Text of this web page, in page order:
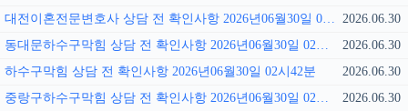
대전이혼전문변호사 상담 전 확인사항 2026년06월30일 02시56분 2026.06.30
동대문하수구막힘 상담 전 확인사항 2026년06월30일 02시49분
2026.06.30
하수구막힘 상담 전 확인사항 2026년06월30일 02시42분
2026.06.30
중랑구하수구막힘 상담 전 확인사항 2026년06월30일 02시36분
2026.06.30